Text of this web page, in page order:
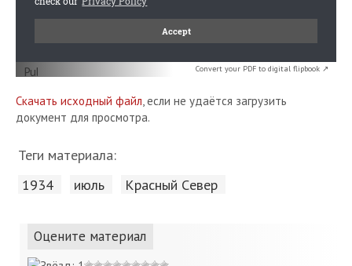
Convert your PDF to digital flipbook ↗
Скачать исходный файл, если не удаётся загрузить
документ для просмотра.
Теги материала:
1934 июль Красный Cевер
Оцените материал